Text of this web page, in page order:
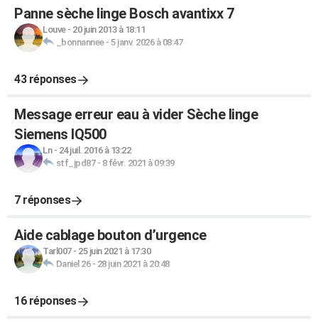
Panne sèche linge Bosch avantixx 7
Louve- 20 juin 2013 à 18:11
_bonnannee- 5 janv. 2026 à 08:47
43 réponses
Message erreur eau à vider Sèche linge
Siemens IQ500
Ln- 24 juil. 2016 à 13:22
stf_jpd87- 8 févr. 2021 à 09:39
7 réponses
Aide cablage bouton d’urgence
Tarl007- 25 juin 2021 à 17:30
Daniel 26- 28 juin 2021 à 20:48
16 réponses